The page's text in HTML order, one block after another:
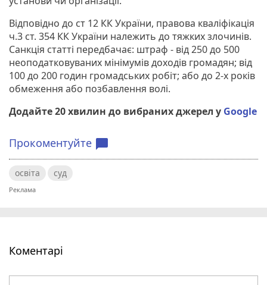
Відповідно до ст 12 КК України, правова кваліфікація
ч.3 ст. 354 КК України належить до тяжких злочинів.
Санкція статті передбачає: штраф - від 250 до 500
неоподатковуваних мінімумів доходів громадян; від
100 до 200 годин громадських робіт; або до 2-х років
обмеження або позбавлення волі.
Додайте 20 хвилин до вибраних джерел у Google
Прокоментуйте chat_bubble
освіта суд
Коментарі